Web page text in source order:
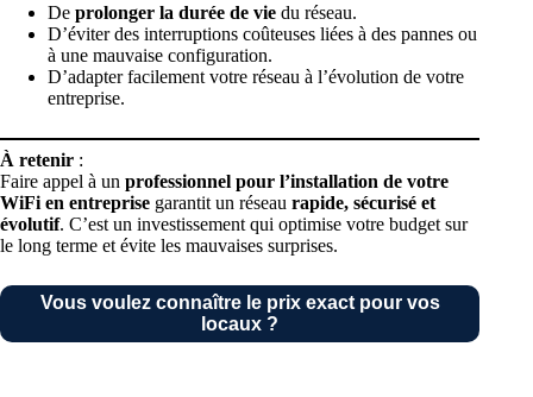
De prolonger la durée de vie du réseau.
D’éviter des interruptions coûteuses liées à des pannes ou
à une mauvaise configuration.
D’adapter facilement votre réseau à l’évolution de votre
entreprise.
À retenir :
Faire appel à un professionnel pour l’installation de votre
WiFi en entreprise garantit un réseau rapide, sécurisé et
évolutif. C’est un investissement qui optimise votre budget sur
le long terme et évite les mauvaises surprises.
Vous voulez connaître le prix exact pour vos
locaux ?